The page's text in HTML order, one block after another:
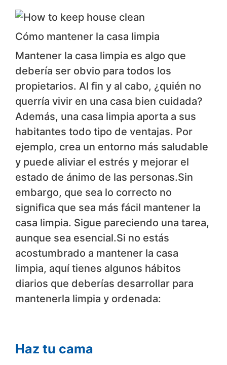
Cómo mantener la casa limpia
Mantener la casa limpia es algo que
debería ser obvio para todos los
propietarios. Al fin y al cabo, ¿quién no
querría vivir en una casa bien cuidada?
Además, una casa limpia aporta a sus
habitantes todo tipo de ventajas. Por
ejemplo, crea un entorno más saludable
y puede aliviar el estrés y mejorar el
estado de ánimo de las personas.Sin
embargo, que sea lo correcto no
significa que sea más fácil mantener la
casa limpia. Sigue pareciendo una tarea,
aunque sea esencial.Si no estás
acostumbrado a mantener la casa
limpia, aquí tienes algunos hábitos
diarios que deberías desarrollar para
mantenerla limpia y ordenada:
Haz tu cama